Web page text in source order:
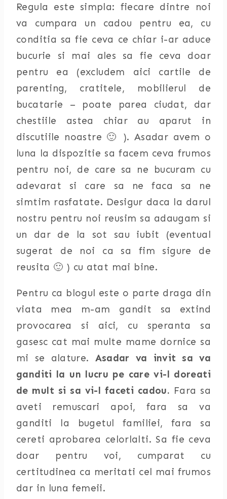
Regula este simpla: fiecare dintre noi
va cumpara un cadou pentru ea, cu
conditia sa fie ceva ce chiar i-ar aduce
bucurie si mai ales sa fie ceva doar
pentru ea (excludem aici cartile de
parenting, cratitele, mobilierul de
bucatarie – poate parea ciudat, dar
chestiile astea chiar au aparut in
discutiile noastre 🙂 ). Asadar avem o
luna la dispozitie sa facem ceva frumos
pentru noi, de care sa ne bucuram cu
adevarat si care sa ne faca sa ne
simtim rasfatate. Desigur daca la darul
nostru pentru noi reusim sa adaugam si
un dar de la sot sau iubit (eventual
sugerat de noi ca sa fim sigure de
reusita 🙂 ) cu atat mai bine.
Pentru ca blogul este o parte draga din
viata mea m-am gandit sa extind
provocarea si aici, cu speranta sa
gasesc cat mai multe mame dornice sa
mi se alature. Asadar va invit sa va
ganditi la un lucru pe care vi-l doreati
de mult si sa vi-l faceti cadou. Fara sa
aveti remuscari apoi, fara sa va
ganditi la bugetul familiei, fara sa
cereti aprobarea celorlalti. Sa fie ceva
doar pentru voi, cumparat cu
certitudinea ca meritati cel mai frumos
dar in luna femeii.